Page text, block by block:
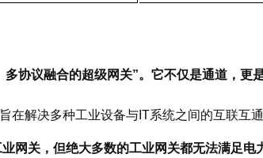
协议融合的超级网关”。它不仅是通道，更
旨在解决多种工业设备与IT系统之间的互联互通
网关，但绝大多数的工业网关都无法满足电